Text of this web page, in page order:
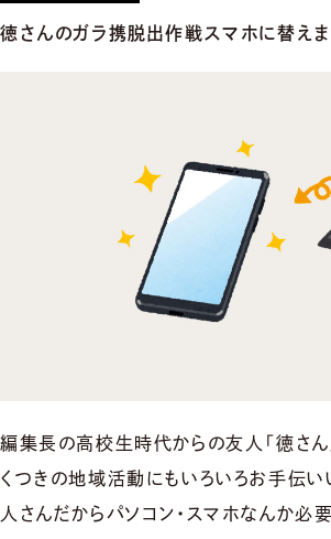
徳さんのガラ携脱出作戦スマホに替え
編集長の高校生時代からの友人「徳さん
くつきの地域活動にもいろいろお手伝い
人さんだからパソコン・スマホなんか必